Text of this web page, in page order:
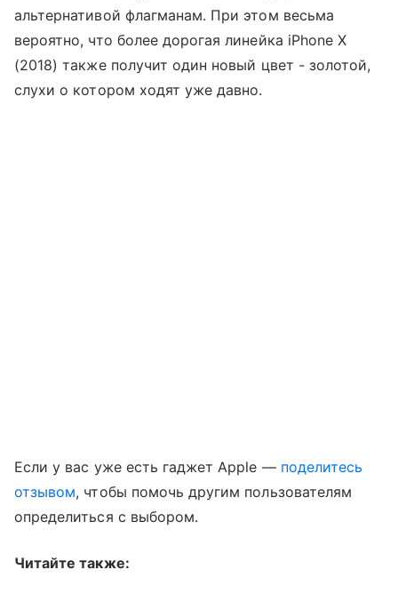
альтернативой флагманам. При этом весьма
вероятно, что более дорогая линейка iPhone X
(2018) также получит один новый цвет - золотой,
слухи о котором ходят уже давно.
Если у вас уже есть гаджет Apple — поделитесь
отзывом, чтобы помочь другим пользователям
определиться с выбором.
Читайте также: